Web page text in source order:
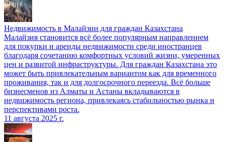
Недвижимость в Малайзии для граждан Казахстана
Малайзия становится всё более популярным направлением
для покупки и аренды недвижимости среди иностранцев
благодаря сочетанию комфортных условий жизни, умеренных
цен и развитой инфраструктуры. Для граждан Казахстана это
может быть привлекательным вариантом как для временного
проживания, так и для долгосрочного переезда. Всё больше
бизнесменов из Алматы и Астаны вкладываются в
недвижимость региона, привлекаясь стабильностью рынка и
перспективами роста.
11 августа 2025 г.